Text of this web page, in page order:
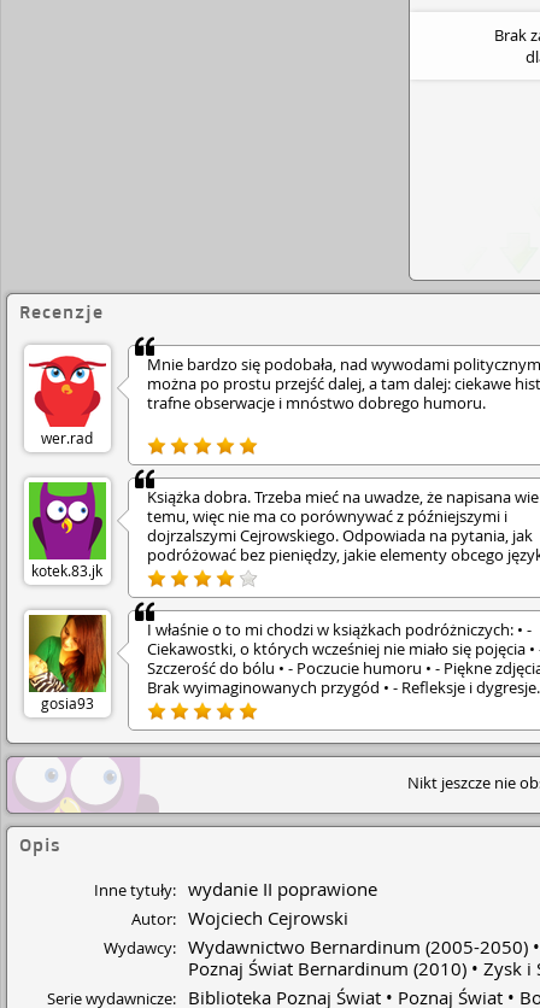
Brak
Recenzje
wer.rad
Mnie bardzo się podobała, nad wywodami
można po prostu przejść dalej, a tam dalej: ciekawe
trafne obserwacje i mnóstwo dobrego humoru.
kotek.83.jk
Książka dobra. Trzeba mieć na uwadze, że napisana
temu, więc nie ma co porównywać z późniejszymi i
dojrzalszymi Cejrowskiego. Odpowiada na pytania, jak
podróżować bez pieniędzy, jakie elementy obcego
opanować przed podróżą i co z sobą zabrać.
podróżach no-inclusive i o tym, ile wnoszą w nasze
jak wiele można się dzięki nim naiczyć - o sobie, o
świecie.
gosia93
I właśnie o to mi chodzi w książkach podróżniczych: • -
Ciekawostki, o których wcześniej nie miało się pojęcia •
Szczerość do bólu • - Poczucie humoru • - Piękne
Brak wyimaginowanych przygód • - Refleksje i dygresje
autora • - Nutka ironii • I przede wszystkim w tekście
wyczuć" miłość i pasję podróżowania:)
Nikt jeszcze nie
Opis
Inne tytuły: wydanie II poprawione
Autor: Wojciech Cejrowski
Wydawcy: Wydawnictwo Bernardinum (2005-2050)
Poznaj Świat Bernardinum (2010) Zysk i
Serie wydawnicze: Biblioteka Poznaj Świat Poznaj Świat